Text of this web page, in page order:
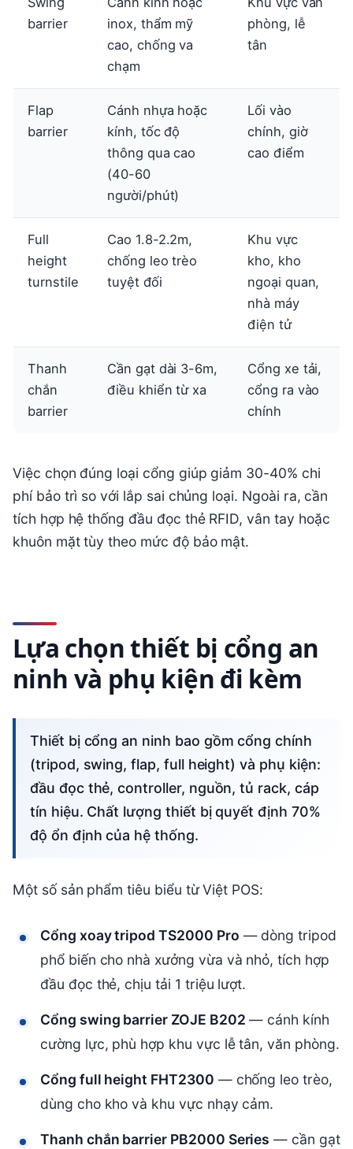
barrier
inox, thẩm mỹ
cao, chống va
chạm
phòng, lễ
tân
Flap
barrier
Cánh nhựa hoặc
kính, tốc độ
thông qua cao
(40-60
người/phút)
Lối vào
chính, giờ
cao điểm
Full
height
turnstile
Cao 1.8-2.2m,
chống leo trèo
tuyệt đối
Khu vực
kho, kho
ngoại quan,
nhà máy
điện tử
Thanh
chắn
barrier
Cần gạt dài 3-6m,
điều khiển từ xa
Cổng xe tải,
cổng ra vào
chính
Việc chọn đúng loại cổng giúp giảm 30-40% chi
phí bảo trì so với lắp sai chủng loại. Ngoài ra, cần
tích hợp hệ thống đầu đọc thẻ RFID, vân tay hoặc
khuôn mặt tùy theo mức độ bảo mật.
Lựa chọn thiết bị cổng an
ninh và phụ kiện đi kèm
Thiết bị cổng an ninh bao gồm cổng chính
(tripod, swing, flap, full height) và phụ kiện:
đầu đọc thẻ, controller, nguồn, tủ rack, cáp
tín hiệu. Chất lượng thiết bị quyết định 70%
độ ổn định của hệ thống.
Một số sản phẩm tiêu biểu từ Việt POS:
Cổng xoay tripod TS2000 Pro — dòng tripod
phổ biến cho nhà xưởng vừa và nhỏ, tích hợp
đầu đọc thẻ, chịu tải 1 triệu lượt.
Cổng swing barrier ZOJE B202 — cánh kính
cường lực, phù hợp khu vực lễ tân, văn phòng.
Cổng full height FHT2300 — chống leo trèo,
dùng cho kho và khu vực nhạy cảm.
Thanh chắn barrier PB2000 Series — cần gạt